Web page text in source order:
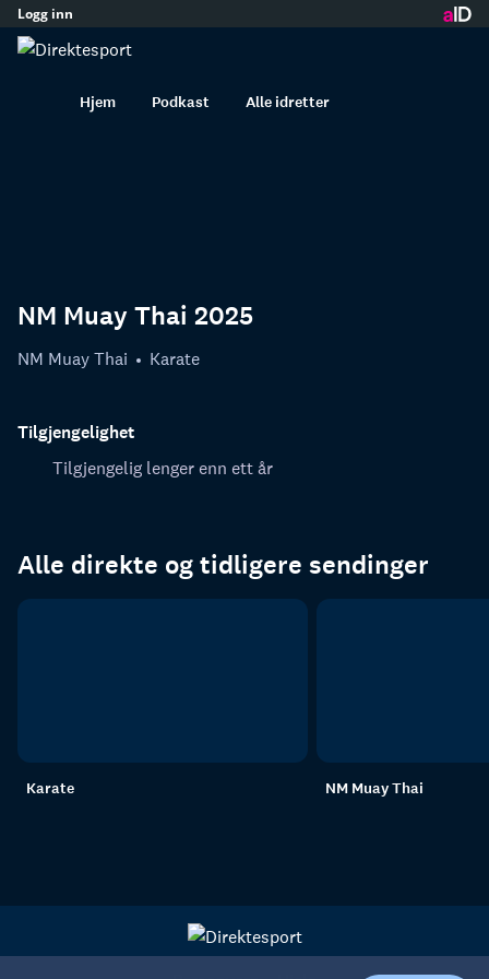
innhold
Logg inn
Hjem Podkast Alle idretter
NM Muay Thai 2025
NM Muay Thai Karate
Tilgjengelighet
Tilgjengelig lenger enn ett år
Alle direkte og tidligere sendinger
Karate NM Muay Thai